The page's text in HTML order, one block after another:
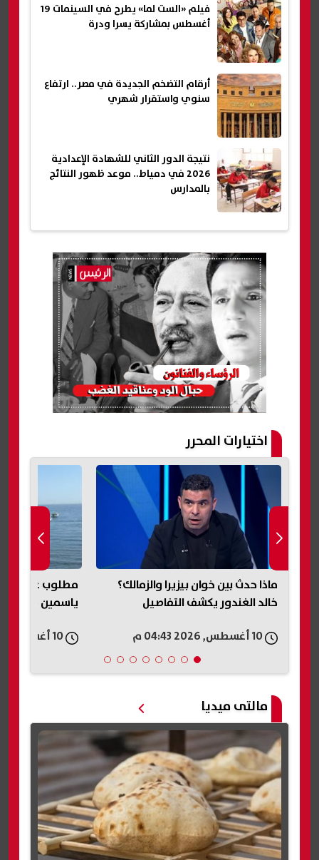
فيلم «الست لما» يطرح في السينمات 19
أغسطس بمشاركة يسرا ودرة
أرقام التضخم الجديدة في مصر.. ارتفاع
سنوي واستقرار شهري
نتيجة الدور الثاني للشهادة الإعدادية
2026 في دمياط.. موعد ظهور النتائج
بالمدارس
اختيارات المحرر
ماذا حدث بين خوان بيزيرا والزمالك؟
خالد الغندور يكشف التفاصيل
مطلوب عائليًا..
ياسمين صبري
مالتى ميديا